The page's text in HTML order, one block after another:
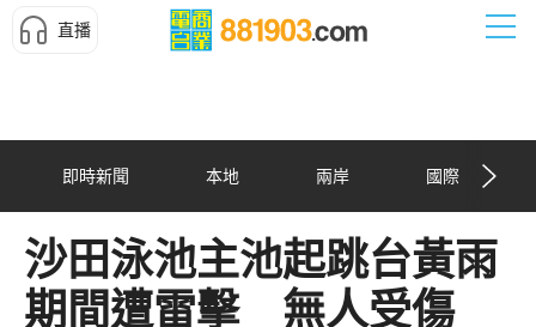
直播
即時新聞 本地 兩岸 國際
沙田泳池主池起跳台黃雨
期間遭雷擊 無人受傷